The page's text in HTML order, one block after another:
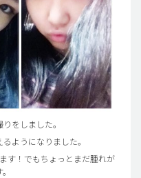
をしました。
ようになりました。
す！でもちょっとまだ腫れが